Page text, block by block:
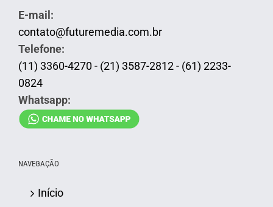
E-mail:
contato@futuremedia.com.br
Telefone:
(11) 3360-4270 - (21) 3587-2812- (61) 2233-
0824
Whatsapp:
NAVEGAÇÃO
Início